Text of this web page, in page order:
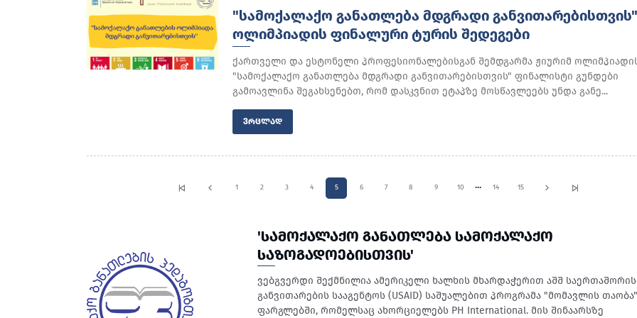
"ᲡᲐᲛᲝᲥᲐᲚᲐᲥᲝ ᲒᲐᲜᲐᲗᲚᲔᲑᲐ ᲛᲓᲒᲠᲐᲓᲘ ᲒᲐᲜᲕᲘᲗᲐᲠᲔᲑᲘᲡᲗᲕᲘᲡ"
ᲝᲚᲘᲛᲞᲘᲐᲓᲘᲡ ᲤᲘᲜᲐᲚᲣᲠᲘ ᲢᲣᲠᲘᲡ ᲨᲔᲓᲔᲒᲔᲑᲘ
ქართველი და ესტონელი პროფესიონალებისგან შემდგარმა ჟიურიმ
"სამოქალაქო განათლება მდგრადი განვითარებისთვის" ფინალისტი გუნდები
გამოავლინა შეგახსენებთ, რომ დასკვნით ეტაპზე მოსწავლეებს უნდა განე...
ᲕᲠᲪᲚᲐᲓ
1 2 3 4 5 6 7 8 9 10 ... 14 15
'ᲡᲐᲛᲝᲥᲐᲚᲐᲥᲝ ᲒᲐᲜᲐᲗᲚᲔᲑᲐ ᲡᲐᲛᲝᲥᲐᲚᲐᲥᲝ
ᲡᲐᲖᲝᲒᲐᲓᲝᲔᲑᲘᲡᲗᲕᲘᲡ'
ვებგვერდი შექმნილია ამერიკელი ხალხის მხარდაჭერით აშშ
განვითარების სააგენტოს (USAID) საშუალებით პროგრამა "მომავლის თაობა"
ფარგლებში, რომელსაც ახორციელებს PH International. მის შინაარსზე